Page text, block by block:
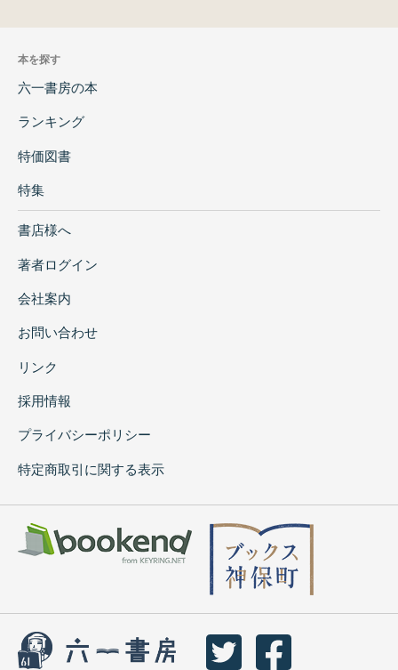
本を探す
六一書房の本
ランキング
特価図書
特集
書店様へ
著者ログイン
会社案内
お問い合わせ
リンク
採用情報
プライバシーポリシー
特定商取引に関する表示